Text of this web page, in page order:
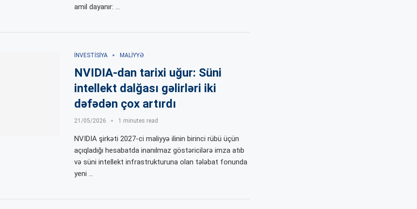
amil dayanır: …
İNVESTISIYA MALIYYƏ
NVIDIA-dan tarixi uğur: Süni
intellekt dalğası gəlirləri iki
dəfədən çox artırdı
21/05/2026 1 minutes read
NVIDIA şirkəti 2027-ci maliyyə ilinin birinci rübü üçün
açıqladığı hesabatda inanılmaz göstəricilərə imza atıb
və süni intellekt infrastrukturuna olan tələbat fonunda
yeni …